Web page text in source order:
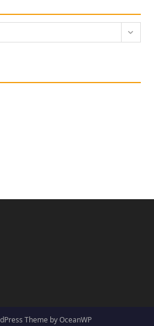
Theme by OceanWP